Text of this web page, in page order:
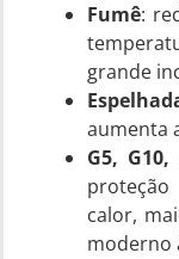
Fumê:
grande
aumenta
G5,
calor,
moderno